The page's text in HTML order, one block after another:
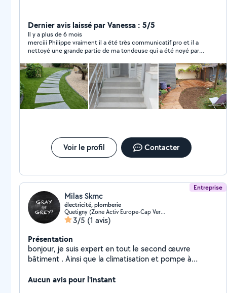
Dernier avis laissé par Vanessa : 5/5
Il y a plus de 6 mois
merciii Philippe vraiment il a été très communicatif pro et il a
nettoyé une grande partie de ma tondeuse qui a été noyé par
mais c'est hiver il regardera jusqu'au moteur il n'a rien voulu que
je règle.... des conseils en plus pour mon laurier cerise je le
recommande et je ferai appel de nouveau a lui.merci encore
Voir le profil Contacter
Entreprise
Milas Skmc
électricité, plomberie
Quetigny (Zone Activ Europe-Cap Vert-Grand Marche)
3/5 (1 avis)
Présentation
bonjour, je suis expert en tout le second œuvre
bâtiment . Ainsi que la climatisation et pompe à
Aucun avis pour l'instant